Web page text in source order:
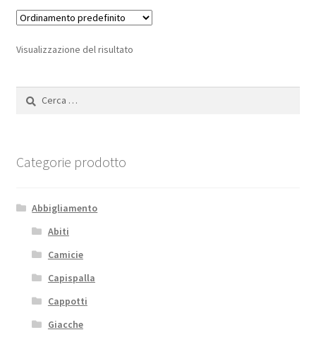
Visualizzazione del risultato
Categorie prodotto
Abbigliamento
Abiti
Camicie
Capispalla
Cappotti
Giacche